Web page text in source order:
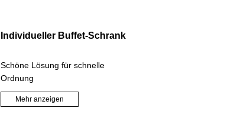
Individueller Buffet-Schrank
Schöne Lösung für schnelle
Ordnung
Mehr anzeigen